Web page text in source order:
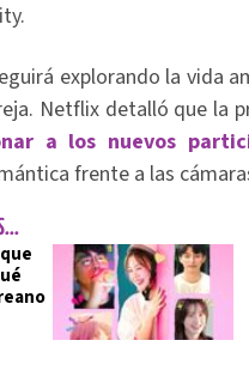
explorando la vida
Netflix detalló que la
a los nuevos
frente a las